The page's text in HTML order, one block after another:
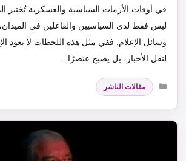
في أوقات الأزمات السياسية والعسكرية تُختبر
ليس فقط لدى السياسيين والفاعلين في
وسائل الإعلام. ففي مثل هذه اللحظات لا يعود
لنقل الأخبار، بل يصبح عنصرًا…
التصنيفات
مقالات الناشر